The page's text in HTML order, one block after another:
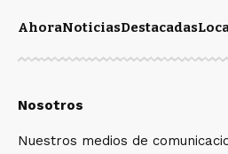
AhoraNoticiasDestacadas
Nosotros
Nuestros medios de